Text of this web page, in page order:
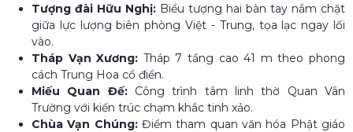
Tượng đài Hữu Nghị: Biểu tượng hai bàn tay nắm chặt
giữa lực lượng biên phòng Việt - Trung, tọa lạc ngay lối
vào.
Tháp Vạn Xương: Tháp 7 tầng cao 41 m theo phong
cách Trung Hoa cổ điển.
Miếu Quan Đế:Công trình tâm linh thờ Quan Vân
Trường với kiến trúc chạm khắc tinh xảo.
Chùa Vạn Chúng: Điểm tham quan văn hóa Phật giáo